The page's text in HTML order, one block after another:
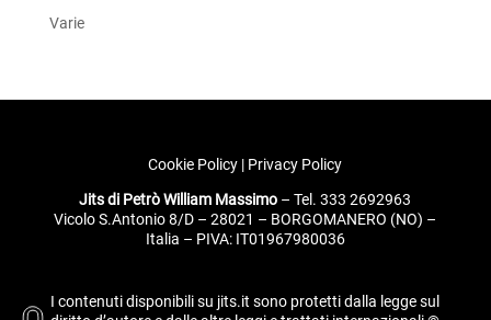
e
Varie
Cookie Policy | Privacy Policy
Jits di Petrò William Massimo – Tel. 333 2692963
Vicolo S.Antonio 8/D – 28021 – BORGOMANERO (NO) –
Italia – PIVA: IT01967980036
I contenuti disponibili su jits.it sono protetti dalla legge sul